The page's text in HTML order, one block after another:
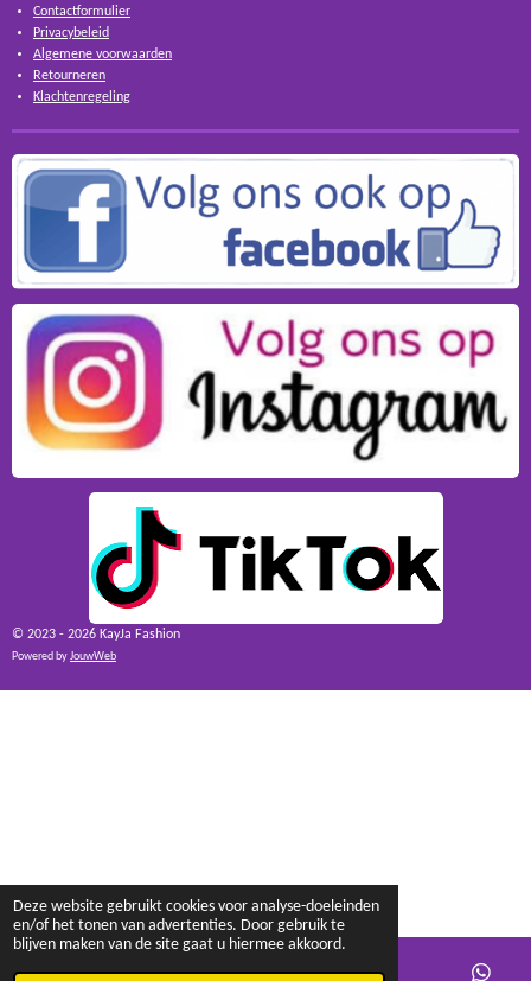
Deze website gebruikt cookies voor analyse-doeleinden
en/of het tonen van advertenties. Door gebruik te
blijven maken van de site gaat u hiermee akkoord.
Contactformulier
Privacybeleid
Algemene voorwaarden
Retourneren
Klachtenregeling
© 2023 - 2026 KayJa Fashion
Powered byJouwWeb